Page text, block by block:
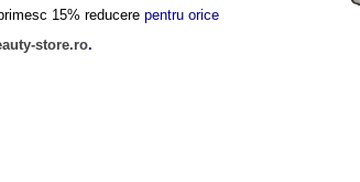
15% reducere pentru orice
store.ro.